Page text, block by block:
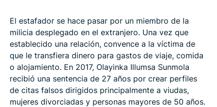
El estafador se hace pasar por un miembro de la
milicia desplegado en el extranjero. Una vez que
establecido una relación, convence a la víctima de
que le transfiera dinero para gastos de viaje, comida
o alojamiento. En 2017, Olayinka Illumsa Sunmola
recibió una sentencia de 27 años por crear perfiles
de citas falsos dirigidos principalmente a viudas,
mujeres divorciadas y personas mayores de 50 años.